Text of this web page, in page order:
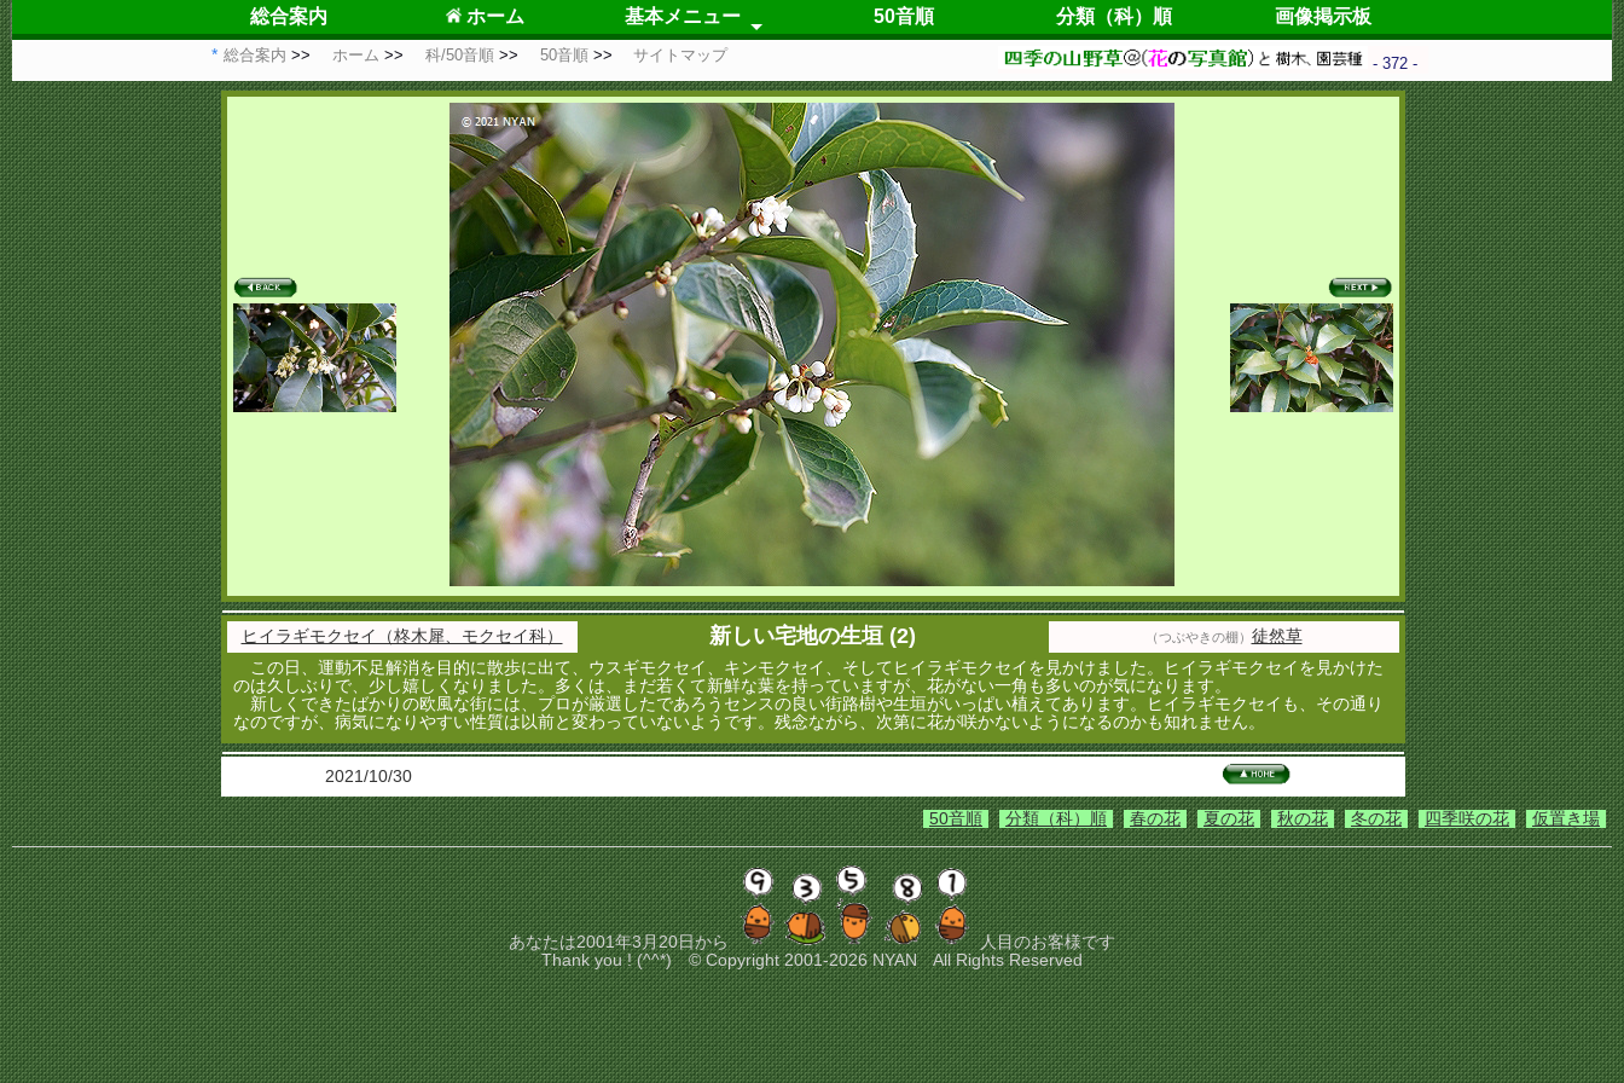
総合案内 ホーム 基本メニュー
春の花
夏の花
秋の花
冬の花
四季咲の花
仮置き場
自己紹介
更新履歴
50音順 分類（科）順 画像掲示板
総合案内 ホーム 科/50音順 50音順 サイトマップ
- 372 -
ヒイラギモクセイ（柊木犀、モクセイ科） 新しい宅地の生垣 (2) （つぶやきの棚） 徒然草
この日、運動不足解消を目的に散歩に出て、ウスギモクセイ、キンモクセイ、そしてヒイラギモクセイを見かけました。ヒイラギモクセイを見かけた
のは久しぶりで、少し嬉しくなりました。多くは、まだ若くて新鮮な葉を持っていますが、花がない一角も多いのが気になります。
新しくできたばかりの欧風な街には、プロが厳選したであろうセンスの良い街路樹や生垣がいっぱい植えてあります。ヒイラギモクセイも、その通り
なのですが、病気になりやすい性質は以前と変わっていないようです。残念ながら、次第に花が咲かないようになるのかも知れません。
2021/10/30
仮置き場
四季咲の花
冬の花
秋の花
夏の花
春の花
分類（科）順
50音順
あなたは2001年3月20日から
人目のお客様です
Thank you ! (^^*) © Copyright 2001-2026 NYAN All Rights Reserved